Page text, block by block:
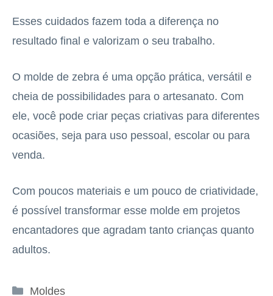
Esses cuidados fazem toda a diferença no
resultado final e valorizam o seu trabalho.
O molde de zebra é uma opção prática, versátil e
cheia de possibilidades para o artesanato. Com
ele, você pode criar peças criativas para diferentes
ocasiões, seja para uso pessoal, escolar ou para
venda.
Com poucos materiais e um pouco de criatividade,
é possível transformar esse molde em projetos
encantadores que agradam tanto crianças quanto
adultos.
Categorias
Moldes